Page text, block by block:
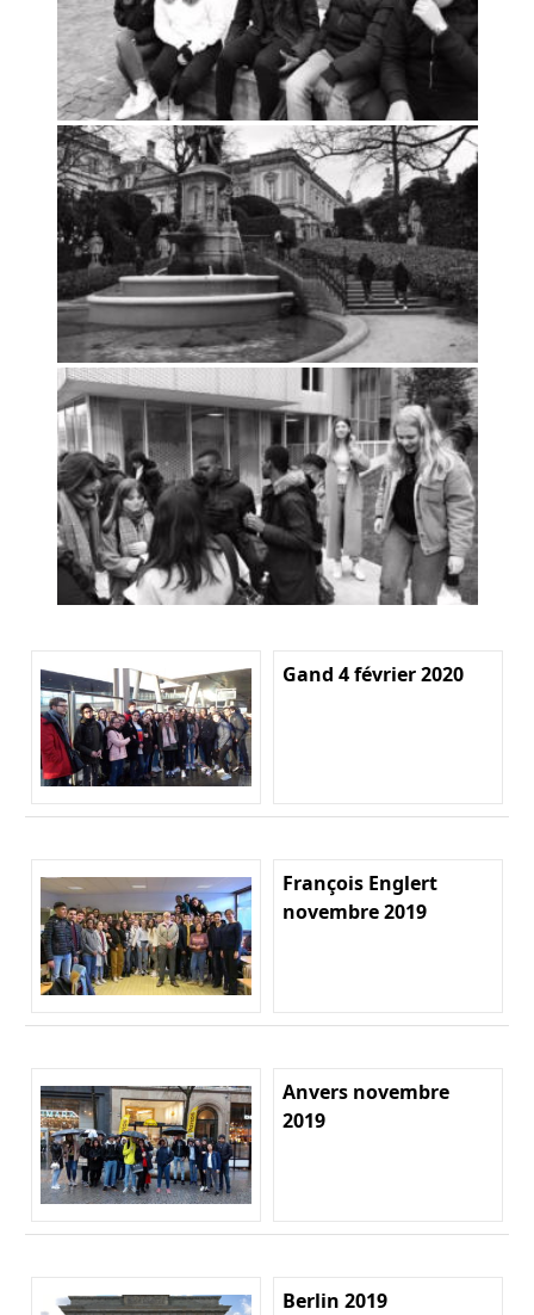
Gand 4 février 2020
François Englert
novembre 2019
Anvers novembre
2019
Berlin 2019